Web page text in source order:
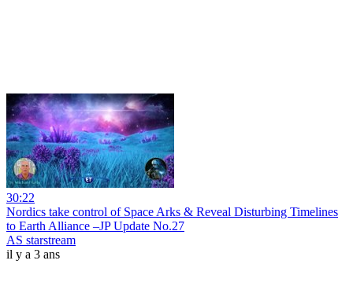
30:22
Nordics take control of Space Arks & Reveal Disturbing Timelines
to Earth Alliance –JP Update No.27
AS starstream
il y a 3 ans